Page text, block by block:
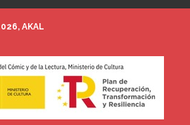
AKAL